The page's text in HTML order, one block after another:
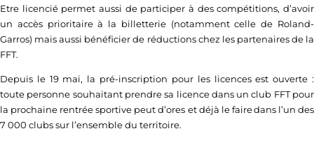
Etre licencié permet aussi de participer à des compétitions, d’avoir
un accès prioritaire à la billetterie (notamment celle de Roland-
Garros) mais aussi bénéficier de réductions chez les partenaires de la
FFT.
Depuis le 19 mai, la pré-inscription pour les licences est ouverte :
toute personne souhaitant prendre sa licence dans un club FFT pour
la prochaine rentrée sportive peut d’ores et déjà le faire dans l’un des
7 000 clubs sur l’ensemble du territoire.